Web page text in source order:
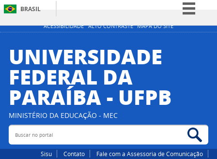
ACESSIBILIDADE ALTO CONTRASTE MAPA DO SITE
BRASIL
Simplifique!
Participe
Acesso à informação
Canais
UNIVERSIDADE
FEDERAL DA
PARAÍBA - UFPB
MINISTÉRIO DA EDUCAÇÃO - MEC
Buscar no portal
Sisu Contato
Fale com a Assessoria de Comunicação